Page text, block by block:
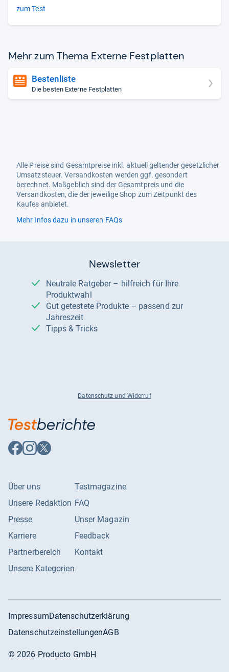
zum Test
Mehr zum Thema Externe Fest­plat­ten
Bestenliste
Die besten Externe Festplatten
Alle Preise sind Gesamtpreise inkl. aktuell geltender gesetzlicher
Umsatzsteuer. Versandkosten werden ggf. gesondert
berechnet. Maßgeblich sind der Gesamtpreis und die
Versandkosten, die der jeweilige Shop zum Zeitpunkt des
Kaufes anbietet.
Mehr Infos dazu in unseren FAQs
Newsletter
Neutrale Ratgeber – hilfreich für Ihre
Produktwahl
Gut getestete Produkte – passend zur
Jahreszeit
Tipps & Tricks
Datenschutz und Widerruf
Auf
Facebook
Auf
Instagram
Auf
X
Über uns
Unsere Redaktion
Presse
Karriere
Partnerbereich
Unsere Kategorien
Testmagazine
FAQ
Unser Magazin
Feedback
Kontakt
ImpressumDatenschutzerklärung
DatenschutzeinstellungenAGB
©2026 Producto GmbH